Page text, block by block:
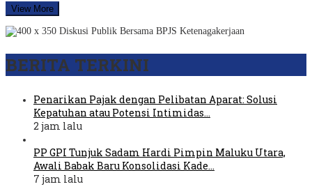
View More
BERITA TERKINI
Penarikan Pajak dengan Pelibatan Aparat: Solusi
Kepatuhan atau Potensi Intimidas…
2 jam lalu
PP GPI Tunjuk Sadam Hardi Pimpin Maluku Utara,
Awali Babak Baru Konsolidasi Kade…
7 jam lalu